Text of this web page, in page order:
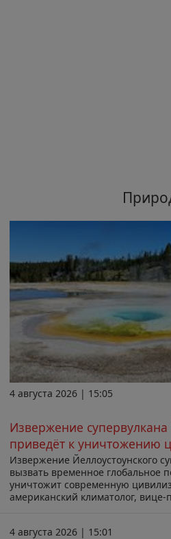
4 августа 2026 | 15:05
Извержение
приведёт к уничтожению
Извержение Йеллоустоунского
вызвать временное глобальное
уничтожит современную
американский климатолог, вице-
4 августа 2026 | 15:01